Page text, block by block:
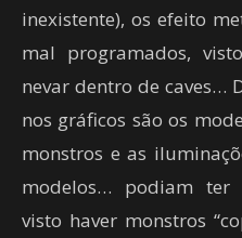
inexistente), os efeito
mal programados,
nevar dentro de caves…
nos gráficos são os
monstros e as
modelos… podiam ter
visto haver monstros